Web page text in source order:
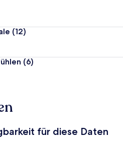
(12)
(6)
für diese Daten